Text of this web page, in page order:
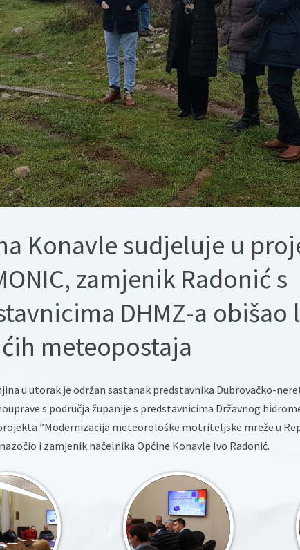
Konavle sudjeluje u
zamjenik Radonić s
DHMZ-a obišao
meteopostaja
u utorak je održan sastanak predstavnika Dubrovačko-
s područja županije s predstavnicima Državnog
”Modernizacija meteorološke motriteljske mreže u
i zamjenik načelnika Općine Konavle Ivo Radonić.